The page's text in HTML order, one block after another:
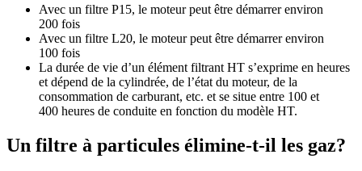
Avec un filtre P15, le moteur peut être démarrer environ
200 fois
Avec un filtre L20, le moteur peut être démarrer environ
100 fois
La durée de vie d’un élément filtrant HT s’exprime en heures
et dépend de la cylindrée, de l’état du moteur, de la
consommation de carburant, etc. et se situe entre 100 et
400 heures de conduite en fonction du modèle HT.
Un filtre à particules élimine-t-il les gaz?